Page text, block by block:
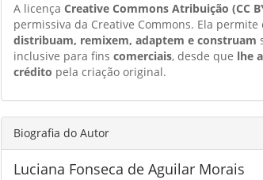
A licençaCreative Commons Atribuição (CC
permissiva da Creative Commons. Ela permite
distribuam, remixem, adaptem e construam
inclusive para finscomerciais, desde que lhe
crédito pela criação original.
Biografia do Autor
Luciana Fonseca de Aguilar Morais